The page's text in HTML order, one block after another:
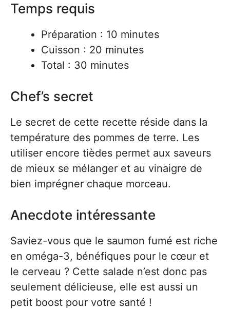
Temps requis
Préparation : 10 minutes
Cuisson : 20 minutes
Total : 30 minutes
Chef’s secret
Le secret de cette recette réside dans la
température des pommes de terre. Les
utiliser encore tièdes permet aux saveurs
de mieux se mélanger et au vinaigre de
bien imprégner chaque morceau.
Anecdote intéressante
Saviez-vous que le saumon fumé est riche
en oméga-3, bénéfiques pour le cœur et
le cerveau ? Cette salade n’est donc pas
seulement délicieuse, elle est aussi un
petit boost pour votre santé !